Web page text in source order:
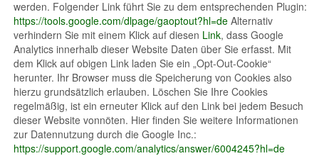
werden. Folgender Link führt Sie zu dem entsprechenden Plugin:
https://tools.google.com/dlpage/gaoptout?hl=de Alternativ
verhindern Sie mit einem Klick auf diesen Link, dass Google
Analytics innerhalb dieser Website Daten über Sie erfasst. Mit
dem Klick auf obigen Link laden Sie ein „Opt-Out-Cookie“
herunter. Ihr Browser muss die Speicherung von Cookies also
hierzu grundsätzlich erlauben. Löschen Sie Ihre Cookies
regelmäßig, ist ein erneuter Klick auf den Link bei jedem Besuch
dieser Website vonnöten. Hier finden Sie weitere Informationen
zur Datennutzung durch die Google Inc.:
https://support.google.com/analytics/answer/6004245?hl=de